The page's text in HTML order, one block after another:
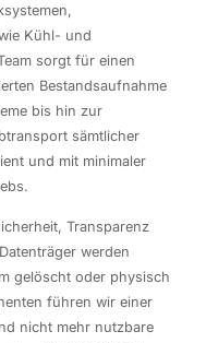
Kühl- und
sorgt für einen
Bestandsaufnahme
bis hin zur
sämtlicher
und mit minimaler
Transparenz
werden
gelöscht oder physisch
führen wir einer
nicht mehr nutzbare